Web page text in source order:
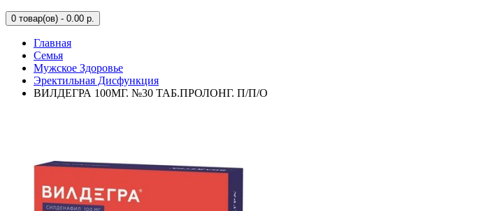
0 товар(ов) - 0.00 р.
Главная
Семья
Мужское Здоровье
Эректильная Дисфункция
ВИЛДЕГРА 100МГ. №30 ТАБ.ПРОЛОНГ. П/П/О